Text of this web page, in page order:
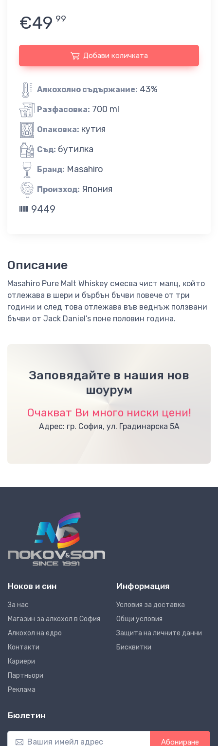
€49 99
Добави количката
Алкохолно съдържание: 43%
Разфасовка: 700 ml
Опаковка: кутия
Съд: бутилка
Бранд: Masahiro
Произход: Япония
9449
Описание
Masahiro Pure Malt Whiskey смесва чист малц, който
отлежава в шери и бърбън бъчви повече от три
години и след това отлежава във веднъж ползвани
бъчви от Jack Daniel’s поне половин година.
Заповядайте в нашия нов
шоурум
Очакват Ви много ниски цени!
Адрес: гр. София, ул. Градинарска 5А
Ноков и син
За нас
Магазин за алкохол в София
Алкохол на едро
Контакти
Кариери
Партньори
Реклама
Информация
Условия за доставка
Общи условия
Защита на личните данни
Бисквитки
Бюлетин
Абониране